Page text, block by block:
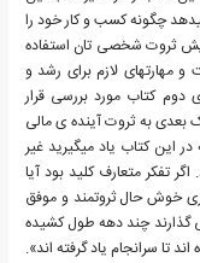
چگونه کسب و کار خود را
ثروت شخصی تان استفاده
مهارتهای لازم برای رشد و
دوم کتاب مورد بررسی قرار
بعدی به ثروت آینده ی مالی
این کتاب یاد میگیرید غیر
تفکر متعارف کلید بود آیا
خوش حال ثروتمند و موفق
گذارند چند دهه طول کشیده
تا سرانجام یاد گرفته اند».